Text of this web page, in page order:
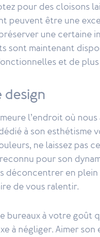
pour des cloisons
peuvent être une
une certaine
sont maintenant
et de
design
l’endroit où
à son esthétisme
ne laissez pas
pour son
déconcentrer en plein
de vous ralentir.
bureaux à votre goût
à négliger. Aimer